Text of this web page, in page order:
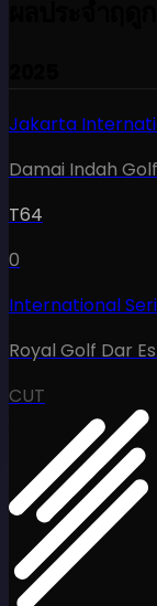
Jakarta
Damai Indah
T64
0
International
Royal Golf Dar
CUT